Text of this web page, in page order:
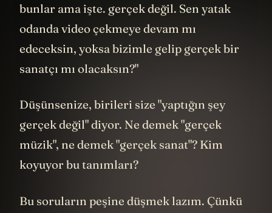
Ama büyümeleri o kadar hızlıymış ki,
Series A yatırım anlaşması imzalamışlar. 12
kişilik ekiple daha büyük bir ofise
geçmişler. "75 kişilik ofisi, asla
olmuşlar, sonra 70. Ama o ofis de
yetmemiş, daha büyüğüne geçmişler.
Ve işte bugün, kuruluşundan bu yana - yani
milyarlarca dolar kazandıran dev bir